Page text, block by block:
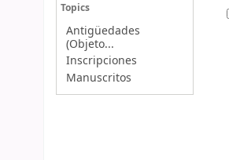
Topics
Antigüedades
(Objeto...
Inscripciones
Manuscritos